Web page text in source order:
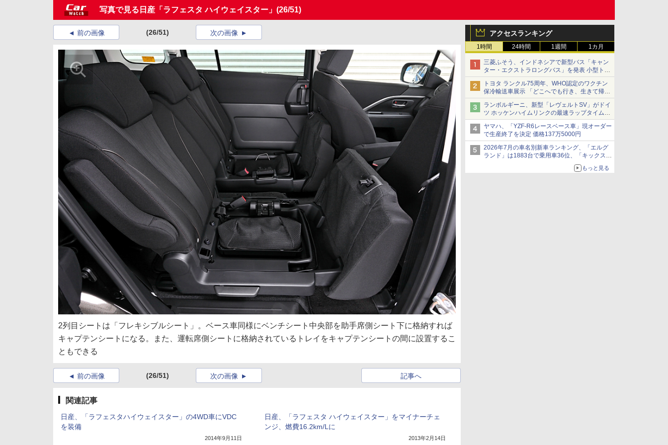
写真で見る日産「ラフェスタ ハイウェイスター」 (26/51)
アクセスランキング
1時間 24時間 1週間 1カ月
三菱ふそう、インドネシアで新型バス「キャン
ター・エクストラロングバス」を発表 小型トラ
ックベースの観光・旅客輸送向けバス
トヨタ ランクル75周年、WHO認定のワクチン
保冷輸送車展示 「どこへでも行き、生きて帰っ
てこられる」ランドクルーザーで命をつなぐ
ランボルギーニ、新型「レヴェルトSV」がドイ
ツ ホッケンハイムリンクの最速ラップタイムを
記録
ヤマハ、「YZF-R6レースベース車」現オーダー
で生産終了を決定 価格137万5000円
2026年7月の車名別新車ランキング、「エルグ
ランド」は1883台で乗用車36位、「キックス」
もっと見る
前の画像 (26/51) 次の画像
2列目シートは「フレキシブルシート」。ベース車同様にベンチシート中央部を助手席側シート下に格納すれば
キャプテンシートになる。また、運転席側シートに格納されているトレイをキャプテンシートの間に設置するこ
ともできる
前の画像 (26/51) 記事へ
次の画像
関連記事
日産、「ラフェスタハイウェイスター」の4WD車にVDC
を装備
2014年9月11日
日産、「ラフェスタ ハイウェイスター」をマイナーチェ
ンジ、燃費16.2km/Lに
2013年2月14日